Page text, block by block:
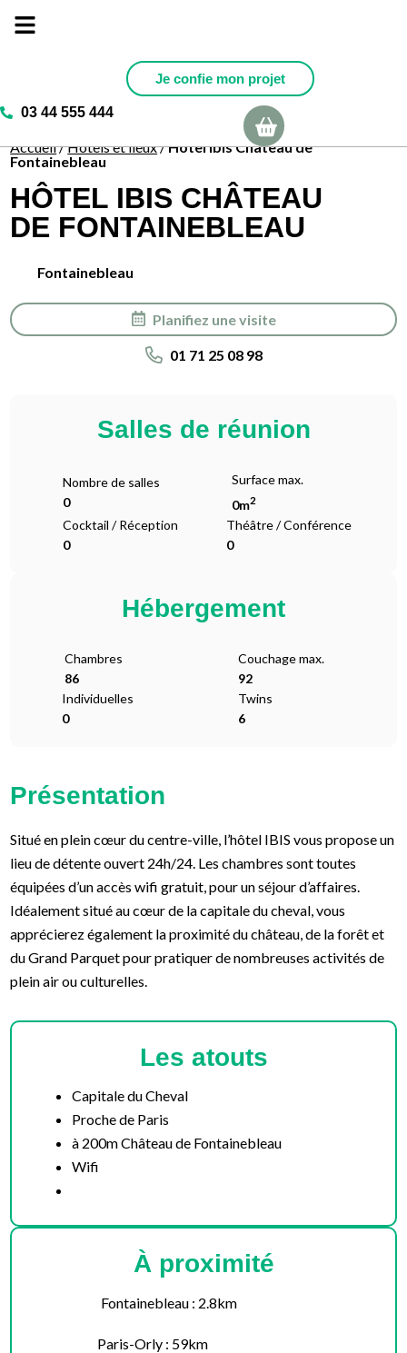
Je confie mon projet
03 44 555 444
Accueil/Hotels et lieux/Hôtel Ibis Château de
Fontainebleau
HÔTEL IBIS CHÂTEAU
DE FONTAINEBLEAU
Fontainebleau
Planifiez une visite
01 71 25 08 98
Salles de réunion
Nombre de salles
0
Surface max.
0m2
Cocktail / Réception
0
Théâtre / Conférence
0
Hébergement
Chambres
86
Couchage max.
92
Individuelles
0
Twins
6
Présentation
Situé en plein cœur du centre-ville, l’hôtel IBIS vous propose un
lieu de détente ouvert 24h/24. Les chambres sont toutes
équipées d’un accès wifi gratuit, pour un séjour d’affaires.
Idéalement situé au cœur de la capitale du cheval, vous
apprécierez également la proximité du château, de la forêt et
du Grand Parquet pour pratiquer de nombreuses activités de
plein air ou culturelles.
Les atouts
Capitale du Cheval
Proche de Paris
à 200m Château de Fontainebleau
Wifi
À proximité
Fontainebleau : 2.8km
Paris-Orly : 59km